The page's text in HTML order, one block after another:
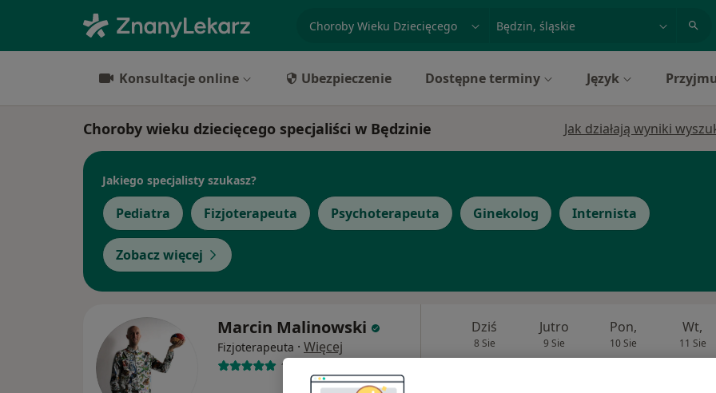
miasto lub dzielnica
Konsultacje online Ubezpieczenie Dostępne terminy Język
Choroby wieku dziecięcego specjaliści w Będzinie Jak działają wyniki
Jakiego specjalisty szukasz?
Pediatra Fizjoterapeuta Psychoterapeuta Ginekolog Internista
Zobacz więcej
Marcin Malinowski
Fizjoterapeuta · Więcej
194 opinie
Dziś
8 Sie
Jutro
9 Sie
Pon,
10 Sie
Wt,
11 Sie